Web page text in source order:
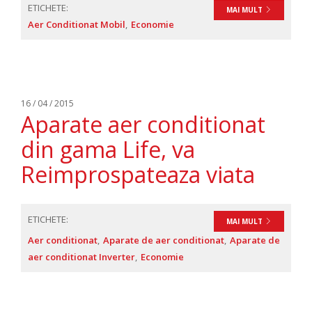
MAI MULT
ETICHETE:
Aer Conditionat Mobil Economie
16 / 04 / 2015
Aparate aer conditionat
din gama Life, va
Reimprospateaza viata
MAI MULT
ETICHETE:
Aer conditionat Aparate de aer conditionat Aparate de
aer conditionat Inverter Economie